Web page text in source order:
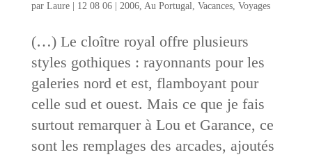
par Laure| 12 08 06| 2006, Au Portugal, Vacances, Voyages
(…) Le cloître royal offre plusieurs
styles gothiques : rayonnants pour les
galeries nord et est, flamboyant pour
celle sud et ouest. Mais ce que je fais
surtout remarquer à Lou et Garance, ce
sont les remplages des arcades, ajoutés